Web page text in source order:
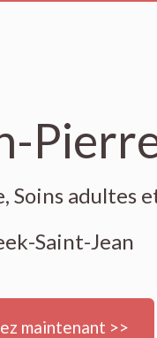
Soins adultes
Saint-Jean
maintenant >>